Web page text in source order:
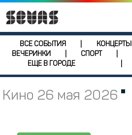
ВСЕ СОБЫТИЯ КОНЦЕРТЫ
ВЕЧЕРИНКИ
СПОРТ
ЕЩЕ В ГОРОДЕ
Кино 26 мая 2026